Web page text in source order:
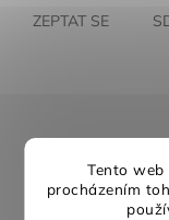
Tento web
procházením
ZEPTAT SE
Individuální